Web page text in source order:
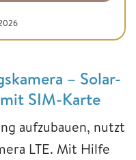
– Solar-
SIM-Karte
aufzubauen, nutzt
LTE. Mit Hilfe